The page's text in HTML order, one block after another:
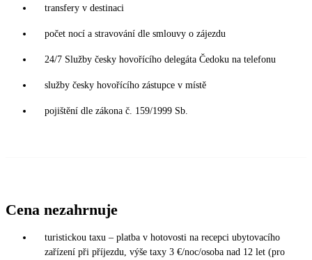
transfery v destinaci
počet nocí a stravování dle smlouvy o zájezdu
24/7 Služby česky hovořícího delegáta Čedoku na telefonu
služby česky hovořícího zástupce v místě
pojištění dle zákona č. 159/1999 Sb.
Cena nezahrnuje
turistickou taxu – platba v hotovosti na recepci ubytovacího
zařízení při příjezdu, výše taxy 3 €/noc/osoba nad 12 let (pro